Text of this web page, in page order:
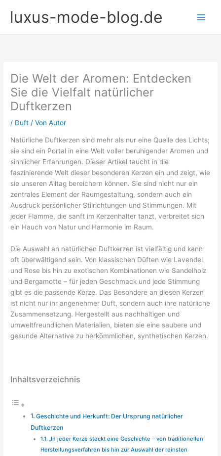
Inhaltluxus-mode-blog.de
Die Welt der Aromen: Entdecken
Sie die Vielfalt natürlicher
Duftkerzen
/ Duft / VonAutor
Natürliche Duftkerzen sind mehr als nur eine Quelle des Lichts;
sie sind ein Portal in eine Welt voller beruhigender Aromen und
sinnlicher Erfahrungen. Dieser Artikel taucht in die
faszinierende Welt dieser besonderen Kerzen ein und zeigt, wie
sie unseren Alltag bereichern können. Sie sind nicht nur ein
zentrales Element der Raumgestaltung, sondern auch ein
Ausdruck persönlicher Stilrichtungen und Stimmungen. Mit
jeder Flamme, die sanft im Kerzenhalter tanzt, verbreitet sich
ein Hauch von Natur und Harmonie im Raum.
Die Auswahl an natürlichen Duftkerzen ist vielfältig und kann
oft überwältigend sein. Von klassischen Düften wie Lavendel
und Rose bis hin zu exotischen Kombinationen wie Sandelholz
und Bergamotte – für jeden Geschmack und jede Stimmung
gibt es die passende Kerze. Das Besondere an diesen Kerzen
ist nicht nur ihr angenehmer Duft, sondern auch ihre natürliche
Zusammensetzung. Hergestellt aus nachhaltigen und
umweltfreundlichen Materialien, bieten sie eine saubere und
gesunde Alternative zu herkömmlichen, synthetischen Kerzen.
Inhaltsverzeichnis
Geschichte und Herkunft: Der Ursprung natürlicher
Duftkerzen
„In jeder Kerze steckt eine Geschichte – von traditionellen
Herstellungsverfahren bis hin zur Auswahl der reinsten